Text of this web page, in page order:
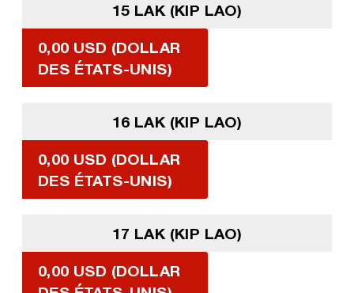
15 LAK (KIP LAO)
0,00 USD (DOLLAR
DES ÉTATS-UNIS)
16 LAK (KIP LAO)
0,00 USD (DOLLAR
DES ÉTATS-UNIS)
17 LAK (KIP LAO)
0,00 USD (DOLLAR